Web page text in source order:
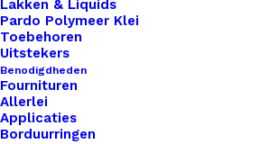
Lakken & Liquids
Pardo Polymeer Klei
Toebehoren
Uitstekers
Benodigdheden
Fournituren
Allerlei
Applicaties
Borduurringen
Applicatie Patch Vogeltje
€2,50